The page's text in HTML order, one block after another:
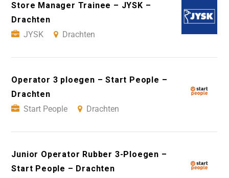
Store Manager Trainee – JYSK –
Drachten
JYSK
Drachten
Operator 3 ploegen – Start People –
Drachten
Start People
Drachten
Junior Operator Rubber 3-Ploegen –
Start People – Drachten